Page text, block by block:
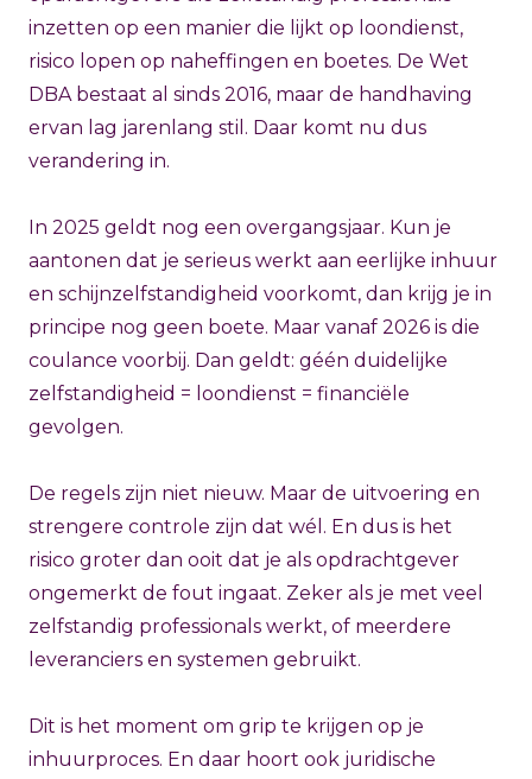
inzetten op een manier die lijkt op loondienst,
risico lopen op naheffingen en boetes. De Wet
DBA bestaat al sinds 2016, maar de handhaving
ervan lag jarenlang stil. Daar komt nu dus
verandering in.
In 2025 geldt nog een overgangsjaar. Kun je
aantonen dat je serieus werkt aan eerlijke inhuur
en schijnzelfstandigheid voorkomt, dan krijg je in
principe nog geen boete. Maar vanaf 2026 is die
coulance voorbij. Dan geldt: géén duidelijke
zelfstandigheid = loondienst = financiële
gevolgen.
De regels zijn niet nieuw. Maar de uitvoering en
strengere controle zijn dat wél. En dus is het
risico groter dan ooit dat je als opdrachtgever
ongemerkt de fout ingaat. Zeker als je met veel
zelfstandig professionals werkt, of meerdere
leveranciers en systemen gebruikt.
Dit is het moment om grip te krijgen op je
inhuurproces. En daar hoort ook juridische